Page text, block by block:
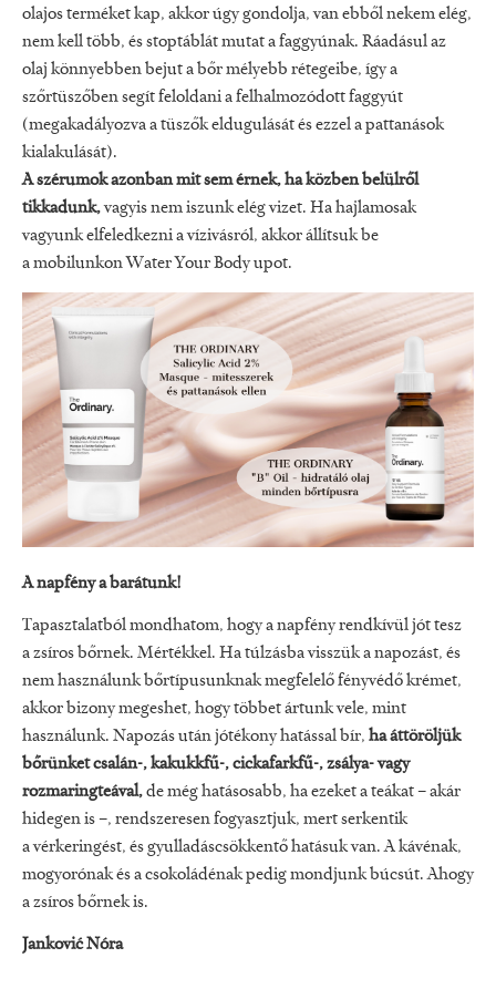
olajos terméket kap, akkor úgy gondolja, van ebből nekem elég,
nem kell több, és stoptáblát mutat a faggyúnak. Ráadásul az
olaj könnyebben bejut a bőr mélyebb rétegeibe, így a
szőrtüszőben segít feloldani a felhalmozódott faggyút
(megakadályozva a tüszők eldugulását és ezzel a pattanások
kialakulását).
A szérumok azonban mit sem érnek, ha közben belülről
tikkadunk,vagyis nem iszunk elég vizet. Ha hajlamosak
vagyunk elfeledkezni a vízivásról, akkor állítsuk be
a mobilunkon Water Your Body upot.
A napfény a barátunk!
Tapasztalatból mondhatom, hogy a napfény rendkívül jót tesz
a zsíros bőrnek. Mértékkel. Ha túlzásba visszük a napozást, és
nem használunk bőrtípusunknak megfelelő fényvédő krémet,
akkor bizony megeshet, hogy többet ártunk vele, mint
használunk. Napozás után jótékony hatással bír, ha áttöröljük
bőrünket csalán-, kakukkfű-, cickafarkfű-, zsálya- vagy
rozmaringteával,de még hatásosabb, ha ezeket a teákat – akár
hidegen is –, rendszeresen fogyasztjuk, mert serkentik
a vérkeringést, és gyulladáscsökkentő hatásuk van. A kávénak,
mogyorónak és a csokoládénak pedig mondjunk búcsút. Ahogy
a zsíros bőrnek is.
Janković Nóra